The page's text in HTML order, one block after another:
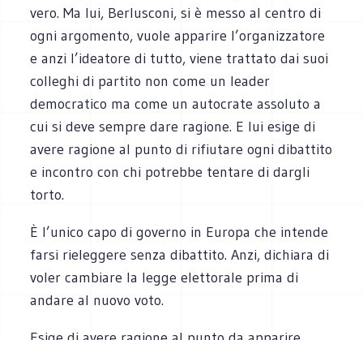
vero. Ma lui, Berlusconi, si è messo al centro di
ogni argomento, vuole apparire l’organizzatore
e anzi l’ideatore di tutto, viene trattato dai suoi
colleghi di partito non come un leader
democratico ma come un autocrate assoluto a
cui si deve sempre dare ragione. E lui esige di
avere ragione al punto di rifiutare ogni dibattito
e incontro con chi potrebbe tentare di dargli
torto.
È l’unico capo di governo in Europa che intende
farsi rieleggere senza dibattito. Anzi, dichiara di
voler cambiare la legge elettorale prima di
andare al nuovo voto.